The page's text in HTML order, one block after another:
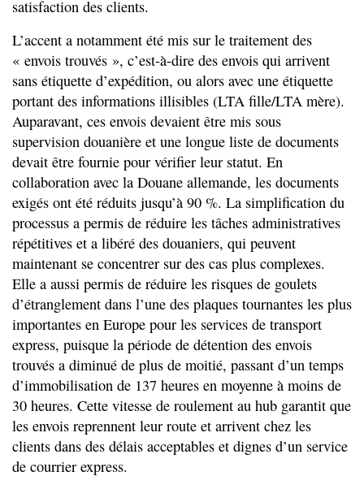
satisfaction des clients.
L’accent a notamment été mis sur le traitement des
« envois trouvés », c’est-à-dire des envois qui arrivent
sans étiquette d’expédition, ou alors avec une étiquette
portant des informations illisibles (LTA fille/LTA mère).
Auparavant, ces envois devaient être mis sous
supervision douanière et une longue liste de documents
devait être fournie pour vérifier leur statut. En
collaboration avec la Douane allemande, les documents
exigés ont été réduits jusqu’à 90 %. La simplification du
processus a permis de réduire les tâches administratives
répétitives et a libéré des douaniers, qui peuvent
maintenant se concentrer sur des cas plus complexes.
Elle a aussi permis de réduire les risques de goulets
d’étranglement dans l’une des plaques tournantes les plus
importantes en Europe pour les services de transport
express, puisque la période de détention des envois
trouvés a diminué de plus de moitié, passant d’un temps
d’immobilisation de 137 heures en moyenne à moins de
30 heures. Cette vitesse de roulement au hub garantit que
les envois reprennent leur route et arrivent chez les
clients dans des délais acceptables et dignes d’un service
de courrier express.